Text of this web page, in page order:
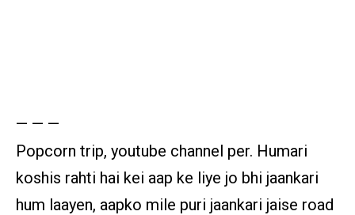
— — —
Popcorn trip, youtube channel per. Humari
koshis rahti hai kei aap ke liye jo bhi jaankari
hum laayen, aapko mile puri jaankari jaise road